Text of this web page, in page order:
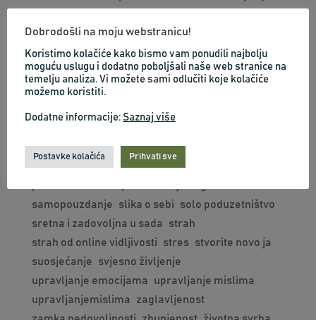
emocionalni kod
ja sam dovoljna
ljubav prema sebi mentalni trening mindfulness
mindset motivacija negativna slika o sebi
neuspjeh odnosi
osobni razvoj percepcija podržavajući mindset
poduzetnički mindset Poduzetništvo
samopouzdanje
slika o sebi
solo poduzetništvo
sretna i zadovoljna u sada
strah
strah od online vidljivosti
stres stvorite novo ja
suosjećanje
svjesno življenje
upravljanje emocijama
upravljanje mislima
upravljanjemislima
zaglavljenost
Dobrodošli na moju webstranicu!
Koristimo kolačiće kako bismo vam ponudili najbolju
moguću uslugu i dodatno poboljšali naše web stranice na
temelju analiza. Vi možete sami odlučiti koje kolačiće
možemo koristiti.
Dodatne informacije: Saznaj više
Postavke kolačića Prihvati sve